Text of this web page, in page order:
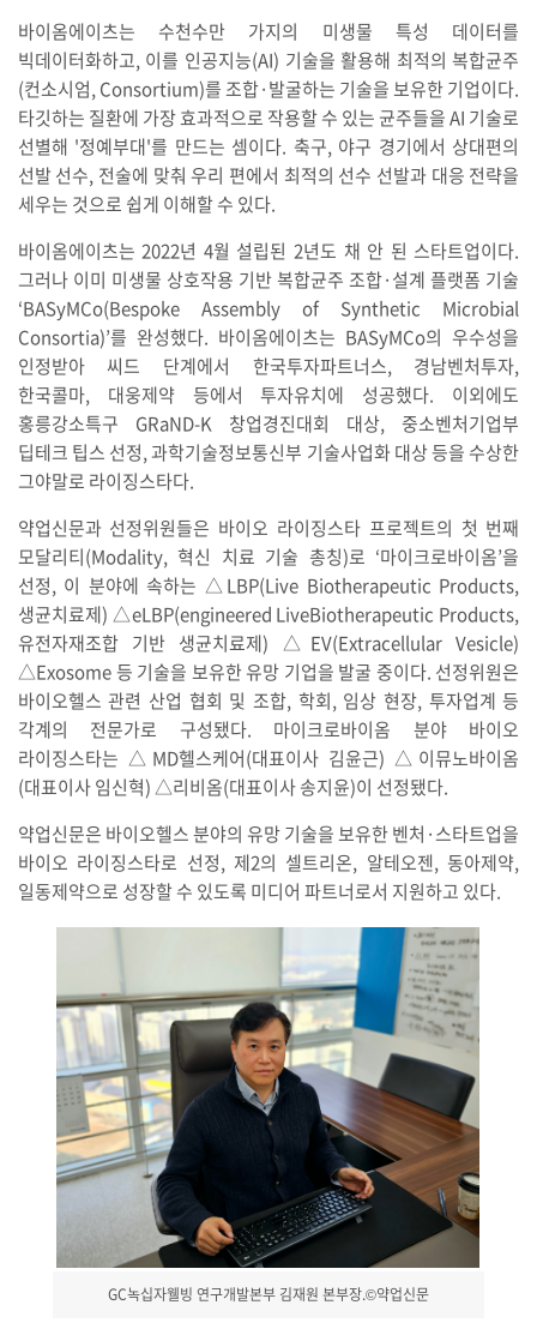
바이옴에이츠는 수천수만 가지의 미생물 특성 데이터를
빅데이터화하고, 이를 인공지능(AI) 기술을 활용해 최적의 복합균주
(컨소시엄, Consortium)를 조합·발굴하는 기술을 보유한 기업이다.
타깃하는 질환에 가장 효과적으로 작용할 수 있는 균주들을 AI 기술로
선별해 '정예부대'를 만드는 셈이다. 축구, 야구 경기에서 상대편의
선발 선수, 전술에 맞춰 우리 편에서 최적의 선수 선발과 대응 전략을
세우는 것으로 쉽게 이해할 수 있다.
바이옴에이츠는 2022년 4월 설립된 2년도 채 안 된 스타트업이다.
그러나 이미 미생물 상호작용 기반 복합균주 조합·설계 플랫폼 기술
‘BASyMCo(Bespoke Assembly of Synthetic Microbial
Consortia)’를 완성했다. 바이옴에이츠는 BASyMCo의 우수성을
인정받아 씨드 단계에서 한국투자파트너스, 경남벤처투자,
한국콜마, 대웅제약 등에서 투자유치에 성공했다. 이외에도
홍릉강소특구 GRaND-K 창업경진대회 대상, 중소벤처기업부
딥테크 팁스 선정, 과학기술정보통신부 기술사업화 대상 등을 수상한
그야말로 라이징스타다.
약업신문과 선정위원들은 바이오 라이징스타 프로젝트의 첫 번째
모달리티(Modality, 혁신 치료 기술 총칭)로 ‘마이크로바이옴’을
선정, 이 분야에 속하는 △LBP(Live Biotherapeutic Products,
생균치료제) △eLBP(engineered LiveBiotherapeutic Products,
유전자재조합 기반 생균치료제) △EV(Extracellular Vesicle)
△Exosome 등 기술을 보유한 유망 기업을 발굴 중이다. 선정위원은
바이오헬스 관련 산업 협회 및 조합, 학회, 임상 현장, 투자업계 등
각계의 전문가로 구성됐다. 마이크로바이옴 분야 바이오
라이징스타는 △MD헬스케어(대표이사 김윤근) △이뮤노바이옴
(대표이사 임신혁) △리비옴(대표이사 송지윤)이 선정됐다.
약업신문은 바이오헬스 분야의 유망 기술을 보유한 벤처·스타트업을
바이오 라이징스타로 선정, 제2의 셀트리온, 알테오젠, 동아제약,
일동제약으로 성장할 수 있도록 미디어 파트너로서 지원하고 있다.
GC녹십자웰빙 연구개발본부 김재원 본부장.©약업신문